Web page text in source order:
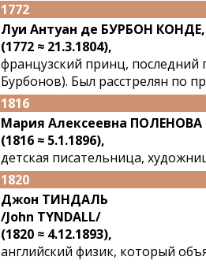
1772
Луи Антуан де БУРБОН
(1772 ≈ 21.3.1804),
французский принц,
Бурбонов). Был расстрелян по
1816
Мария Алексеевна ПОЛЕНОВА
(1816 ≈ 5.1.1896),
детская писательница,
1820
Джон ТИНДАЛЬ
/John TYNDALL/
(1820 ≈ 4.12.1893),
английский физик, который